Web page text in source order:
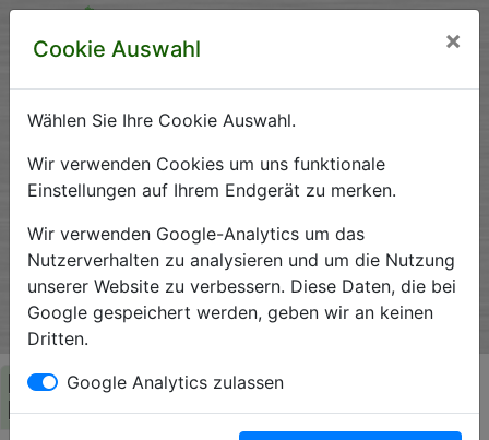
Krankenhausverzeichnis
Sachsen-Anhalt
Ein Service der Krankenhausgesellschaft Sachsen-Anhalt
e.V.
Herzlich Willkommen auf den Seiten der
Krankenhäuser Sachsen-Anhalts
Cookie Auswahl ×
Wählen Sie Ihre Cookie Auswahl.
Wir verwenden Cookies um uns funktionale
Einstellungen auf Ihrem Endgerät zu merken.
Wir verwenden Google-Analytics um das
Nutzerverhalten zu analysieren und um die Nutzung
unserer Website zu verbessern. Diese Daten, die bei
Google gespeichert werden, geben wir an keinen
Dritten.
Google Analytics zulassen